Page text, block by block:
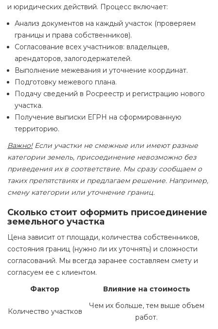
и юридических действий. Процесс включает:
Анализ документов на каждый участок (проверяем
границы и права собственников).
Согласование всех участников: владельцев,
арендаторов, залогодержателей.
Выполнение межевания и уточнение координат.
Подготовку межевого плана.
Подачу сведений в Росреестр и регистрацию нового
участка.
Получение выписки ЕГРН на сформированную
территорию.
Важно!Если участки не смежные или имеют разные
категории земель, присоединение невозможно без
приведения их в соответствие. Мы сразу сообщаем о
таких препятствиях и предлагаем решение. Например,
смену категории или уточнение границ.
Сколько стоит оформить присоединение
земельного участка
Цена зависит от площади, количества собственников,
состояния границ (нужно ли их уточнять) и сложности
согласований. Мы всегда заранее составляем смету и
согласуем ее с клиентом.
Фактор
Влияние на стоимость
Количество участков
Чем их больше, тем выше объем
работ.